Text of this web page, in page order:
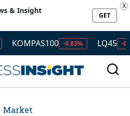
& Insight GET
X
-0.83% LQ45 -0.77%
Market